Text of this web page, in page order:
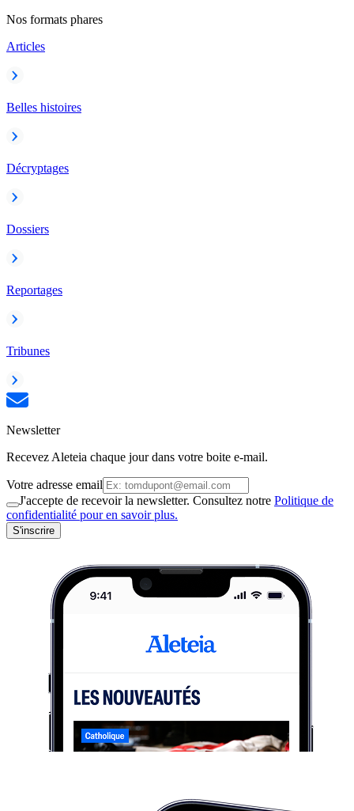
Nos formats phares
Articles
Belles histoires
Décryptages
Dossiers
Reportages
Tribunes
Newsletter
Recevez Aleteia chaque jour dans votre boite e-mail.
Votre adresse email
J'accepte de recevoir la newsletter. Consultez notre Politique de
confidentialité pour en savoir plus.
S'inscrire